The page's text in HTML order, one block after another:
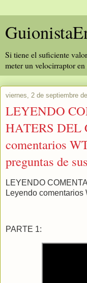
Si tiene el suficiente
meter un velocirraptor
viernes, 2 de septiembre
LEYENDO
HATERS DEL
comentarios
preguntas de
LEYENDO
Leyendo comentarios
PARTE 1: